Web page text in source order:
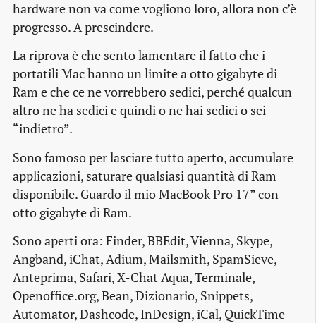
hardware non va come vogliono loro, allora non c’è
progresso. A prescindere.
La riprova è che sento lamentare il fatto che i
portatili Mac hanno un limite a otto gigabyte di
Ram e che ce ne vorrebbero sedici, perché qualcun
altro ne ha sedici e quindi o ne hai sedici o sei
“indietro”.
Sono famoso per lasciare tutto aperto, accumulare
applicazioni, saturare qualsiasi quantità di Ram
disponibile. Guardo il mio MacBook Pro 17” con
otto gigabyte di Ram.
Sono aperti ora: Finder, BBEdit, Vienna, Skype,
Angband, iChat, Adium, Mailsmith, SpamSieve,
Anteprima, Safari, X-Chat Aqua, Terminale,
Openoffice.org, Bean, Dizionario, Snippets,
Automator, Dashcode, InDesign, iCal, QuickTime